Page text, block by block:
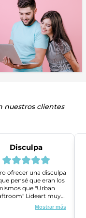
nuestros clientes
Disculpa
ofrecer una disculpa
pensé que eran los
que "Urban
Lideart muy
me ayudaron a
un problema que
Mostrar más